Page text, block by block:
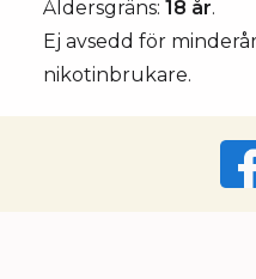
Åldersgräns: 18 år.
Ej avsedd för
nikotinbrukare.